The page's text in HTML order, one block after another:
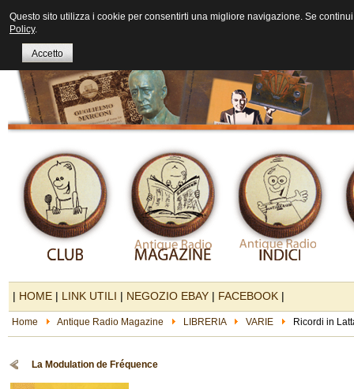
| HOME | LINK UTILI | NEGOZIO EBAY | FACEBOOK |
Home Antique Radio Magazine LIBRERIA VARIE Ricordi in
La Modulation de Fréquence
Questo sito utilizza i cookie per consentirti una migliore navigazione. Se
Policy.
Accetto